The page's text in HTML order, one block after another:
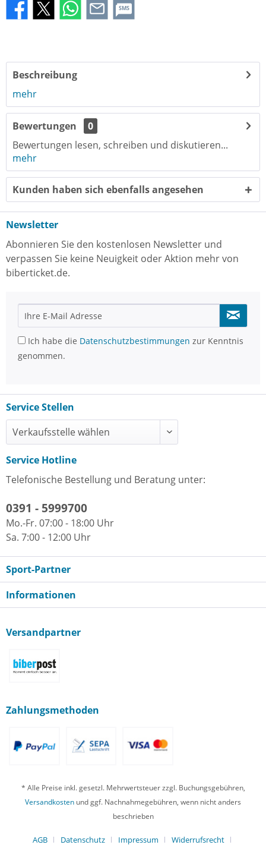
SMS
Beschreibung
mehr
Bewertungen
0
Bewertungen lesen, schreiben und diskutieren...
mehr
Kunden haben sich ebenfalls angesehen
Newsletter
Abonnieren Sie den kostenlosen Newsletter und
verpassen Sie keine Neuigkeit oder Aktion mehr von
biberticket.de.
Ich habe die Datenschutzbestimmungen zur Kenntnis
genommen.
Service Stellen
Service Hotline
Telefonische Bestellung und Beratung unter:
0391 - 5999700
Mo.-Fr. 07:00 - 18:00 Uhr
Sa. 7:00 - 12:00 Uhr
Sport-Partner
Informationen
Versandpartner
Zahlungsmethoden
* Alle Preise inkl. gesetzl. Mehrwertsteuer zzgl. Buchungsgebühren,
Versandkosten und ggf. Nachnahmegebühren, wenn nicht anders
beschrieben
AGB Datenschutz Impressum Widerrufsrecht